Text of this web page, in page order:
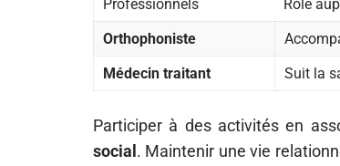
Professionnels
Rôle
Orthophoniste
Médecin traitant
Suit la
Participer à des activités en
social . Maintenir une vie